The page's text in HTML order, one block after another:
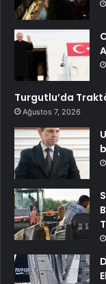
Turgutlu’da
Ağustos 7, 2026